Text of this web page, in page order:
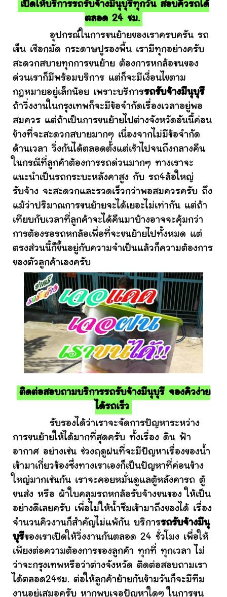
เปิดให้บริการรถรับจ้างมีนุบุรีทุกวัน สอบคิวรถได้
ตลอด 24 ชม.
อุปกรณ์ในการขนย้ายของเราครบครัน รถ
เข็น เชือกมัด กระดาษปูรองพื้น เรามีทุกอย่างครับ
สะดวกสบายทุกการขนย้าย ต้องการหกล้อขนของ
ด่วนเราก็มีพร้อมบริการ แต่ก็จะมีเงื่อนไขตาม
กฎหมายอยู่เล็กน้อย เพราะบริการรถรับจ้างมีนุบุรี
ถ้าวิ่งงานในกรุงเทพก็จะมีข้อจำกัดเรื่องเวลาอยู่พอ
สมควร แต่ถ้าเป็นการขนย้ายไปต่างจังหวัดอันนี้ค่อน
ข้างที่จะสะดวกสบายมากๆ เนื่องจากไม่มีข้อจำกัด
ด้านเวลา วิ่งกันได้ตลอดตั้งแต่เช้าไปจนถึงกลางคืน
ในกรณีที่ลูกค้าต้องการรถด่วนมากๆ ทางเราจะ
แนะนำเป็นรถกระบะหลังคาสูง กับ รถ4ล้อใหญ่
รับจ้าง จะสะดวกและรวดเร็วกว่าพอสมควรครับ ถึง
แม้ว่าปริมาณการขนย้ายจะได้เยอะไม่เท่ากัน แต่ถ้า
เทียบกับเวลาที่ลูกค้าจะได้คืนมาบ้างอาจจะคุ้มกว่า
การต้องรอรถหกล้อเพื่อที่จะขนย้ายไปทั้งหมด แต่
ตรงส่วนนี้ก็ขึ้นอยู่กับความจำเป็นแล้วก็ความต้องการ
ของตัวลูกค้าเองครับ
ติดต่อสอบถามบริการรถรับจ้างมีนุบุรี จองคิวง่าย
ได้รถเร็ว
รับรองได้ว่าเราจะจัดการปัญหาระหว่าง
การขนย้ายให้ได้มากที่สุดครับ ทั้งเรื่อง ดิน ฟ้า
อากาศ อย่างเช่น ช่วงฤดูฝนที่จะมีปัญหาเรื่องของน้ำ
เข้ามาเกี่ยวข้องซึ่งทางเราเองก็เป็นปัญหาที่ค่อนข้าง
ใหญ่มากเช่นกัน เราจะคอยหมั่นดูแลตู้หลังคารถ ตู้
ขนส่ง หรือ ผ้าใบคลุมรถหกล้อรับจ้างขนของ ให้เป็น
อย่างดีเลยครับ เพื่อไม่ให้น้ำซึมเข้ามาถึงของได้ เรื่อง
จำนวนคิวงานก็สำคัญไม่แพ้กัน บริการรถรับจ้างมีนุ
บุรีของเราเปิดให้วิ่งงานกันตลอด 24 ชั่วโมง เพื่อให้
เพียงต่อความต้องการของลูกค้า ทุกที่ ทุกเวลา ไม่
ว่าจะกรุงเทพหรือว่าต่างจังหวัด ติดต่อสอบถามเรา
ได้ตลอด24ชม. ต่อให้ลูกค้าย้ายกันข้ามวันก็จะมีทีม
งานอยู่เสมอครับ หากพบเจอปัญหาใดๆ ในการขน